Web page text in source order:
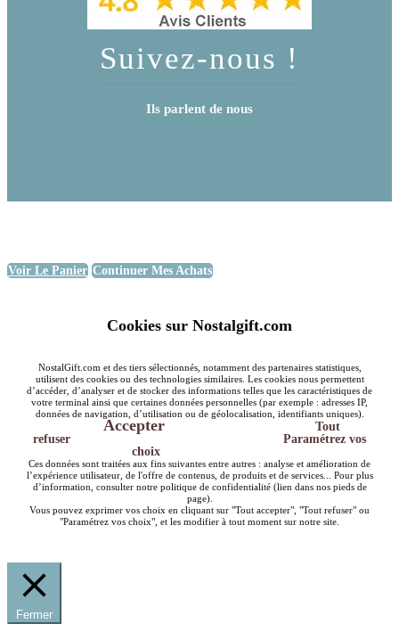
Suivez-nous !
Ils parlent de nous
Voir Le Panier Continuer Mes Achats
Cookies sur Nostalgift.com
NostalGift.com et des tiers sélectionnés, notamment des partenaires statistiques,
utilisent des cookies ou des technologies similaires. Les cookies nous permettent
d’accéder, d’analyser et de stocker des informations telles que les caractéristiques de
votre terminal ainsi que certaines données personnelles (par exemple : adresses IP,
données de navigation, d’utilisation ou de géolocalisation, identifiants uniques).
Accepter
Tout
refuser
Paramétrez vos
choix
Ces données sont traitées aux fins suivantes entre autres : analyse et amélioration de
l’expérience utilisateur, de l'offre de contenus, de produits et de services... Pour plus
d’information, consulter notre politique de confidentialité (lien dans nos pieds de
page).
Vous pouvez exprimer vos choix en cliquant sur "Tout accepter", "Tout refuser" ou
"Paramétrez vos choix", et les modifier à tout moment sur notre site.
Fermer